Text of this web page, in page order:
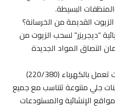
البسيطة.
القديمة من الخرسانة؟
“ديجريزر” لسحب الزيوت من
المواد الجديدة
سؤال: هل تتوفر لديكم ماكينات تعمل بالكهرباء (220/380)
جلي متنوعة تتناسب مع جميع
الإنشائية والمستودعات